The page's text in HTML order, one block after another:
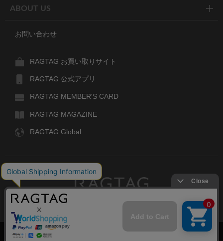
ABOUT US
お問い合わせ
RAGTAG お買い取りサイト
RAGTAG 公式アプリ
RAGTAG MEMBER'S CARD
RAGTAG MAGAZINE
RAGTAG Global
デザイナーズブランドのユーズド・セレクトショップ